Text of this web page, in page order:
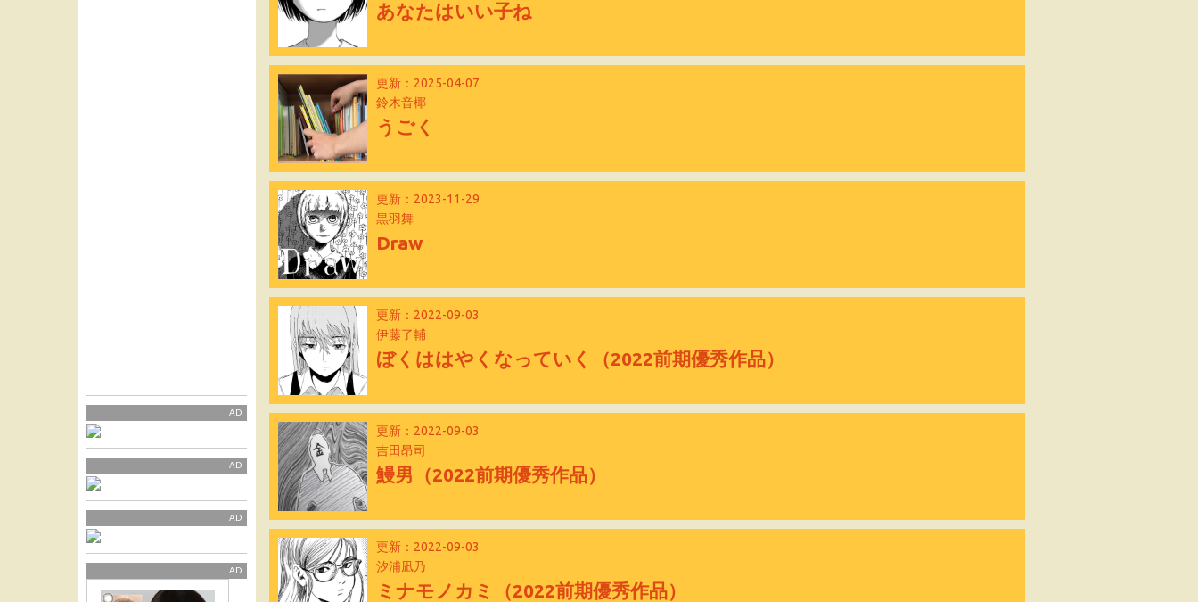
AD
AD
AD
AD
あなたはいい子ね
更新：2025-04-07
鈴木音椰
うごく
更新：2023-11-29
黒羽舞
Draw
更新：2022-09-03
伊藤了輔
ぼくははやくなっていく（2022前期優秀作品）
更新：2022-09-03
吉田昂司
鰻男（2022前期優秀作品）
更新：2022-09-03
汐浦凪乃
ミナモノカミ（2022前期優秀作品）